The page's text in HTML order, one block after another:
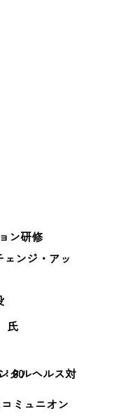
ン研修
氏
ンジ・アッ
タルヘルス対
ミュニオン
00